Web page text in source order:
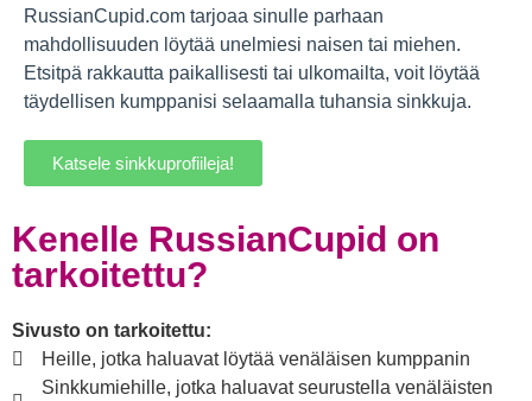
RussianCupid.com tarjoaa sinulle parhaan
mahdollisuuden löytää unelmiesi naisen tai miehen.
Etsitpä rakkautta paikallisesti tai ulkomailta, voit löytää
täydellisen kumppanisi selaamalla tuhansia sinkkuja.
Katsele sinkkuprofiileja!
Kenelle RussianCupid on
tarkoitettu?
Sivusto on tarkoitettu:
Heille, jotka haluavat löytää venäläisen kumppanin
Sinkkumiehille, jotka haluavat seurustella venäläisten